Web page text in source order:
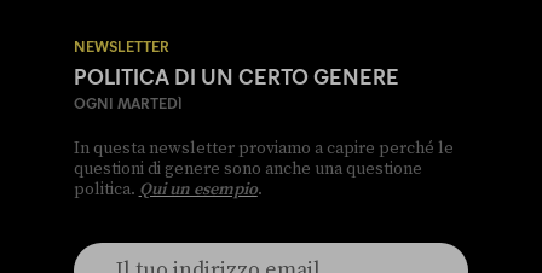
NEWSLETTER
POLITICA DI UN CERTO GENERE
OGNI MARTEDÌ
In questa newsletter proviamo a capire perché le
questioni di genere sono anche una questione
politica. Qui un esempio.